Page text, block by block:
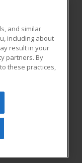
All rights
be reproduced or
prior written
Privacy Policy
and similar
including about
result in your
partners. By
these practices,